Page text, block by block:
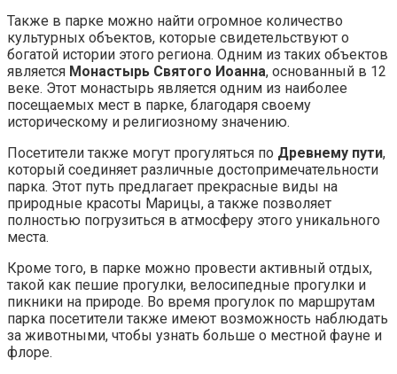
Также в парке можно найти огромное количество
культурных объектов, которые свидетельствуют о
богатой истории этого региона. Одним из таких объектов
является Монастырь Святого Иоанна, основанный в 12
веке. Этот монастырь является одним из наиболее
посещаемых мест в парке, благодаря своему
историческому и религиозному значению.
Посетители также могут прогуляться по Древнему пути,
который соединяет различные достопримечательности
парка. Этот путь предлагает прекрасные виды на
природные красоты Марицы, а также позволяет
полностью погрузиться в атмосферу этого уникального
места.
Кроме того, в парке можно провести активный отдых,
такой как пешие прогулки, велосипедные прогулки и
пикники на природе. Во время прогулок по маршрутам
парка посетители также имеют возможность наблюдать
за животными, чтобы узнать больше о местной фауне и
флоре.